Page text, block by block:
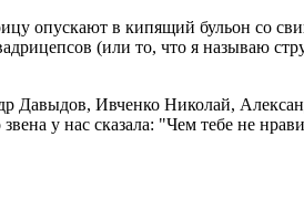
в кипящий бульон со
(или то, что я называю
Давыдов, Ивченко Николай,
у нас сказала: "Чем тебе не